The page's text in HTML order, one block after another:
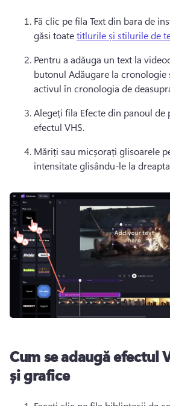
Fă clic pe fila Text din bara de
găsi toate titlurile și stilurile de
Pentru a adăuga un text la
butonul Adăugare la cronologie
activul în cronologia de
Alegeți fila Efecte din panoul de
efectul VHS.
Măriți sau micșorați glisoarele
intensitate glisându-le la
Cum se adaugă efectul
și grafice